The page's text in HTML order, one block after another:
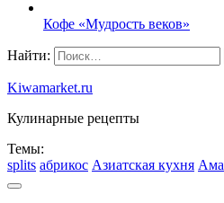
Кофе «Мудрость веков»
Найти:
Kiwamarket.ru
Кулинарные рецепты
Темы:
splits абрикос Азиатская кухня